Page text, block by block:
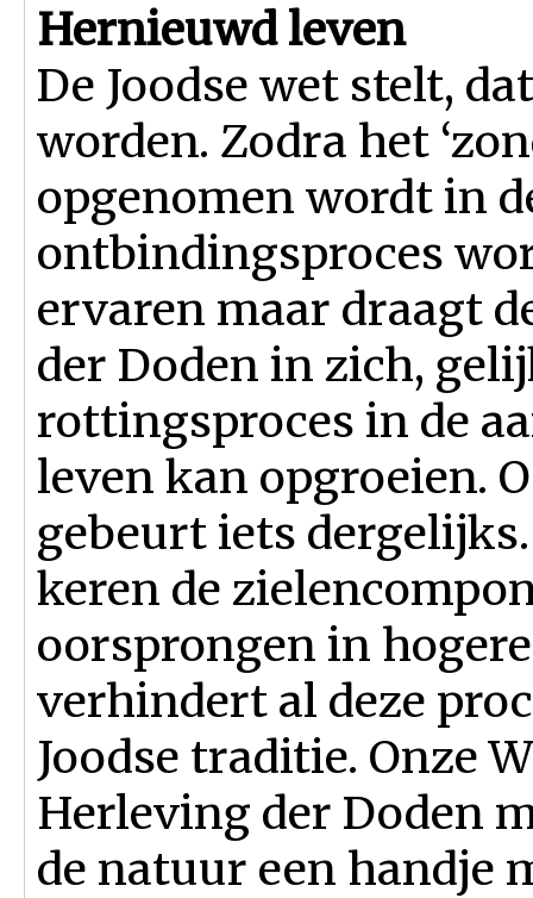
Hernieuwd leven
De Joodse wet stelt,
worden. Zodra het
opgenomen wordt in
ontbindingsproces
ervaren maar draagt
der Doden in zich,
rottingsproces in de
leven kan opgroeien.
gebeurt iets
keren de
oorsprongen in
verhindert al deze
Joodse traditie. Onze
Herleving der Doden
de natuur een handje